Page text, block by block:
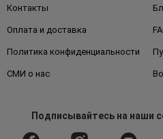
Контакты
Оплата и доставка
Политика конфиденциальности
СМИ о нас
Подписывайтесьна наши